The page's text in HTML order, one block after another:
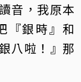
音，我原本
『銀時』和
八啦！』那